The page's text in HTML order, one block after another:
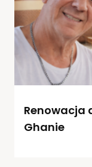
Renowacja
Ghanie